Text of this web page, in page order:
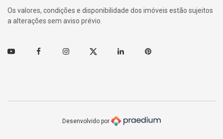
Os valores, condições e disponibilidade dos imóveis estão sujeitos
a alterações sem aviso prévio.
Youtube FacebookInstagramTwitter Linkedin Pinterest
Desenvolvido por